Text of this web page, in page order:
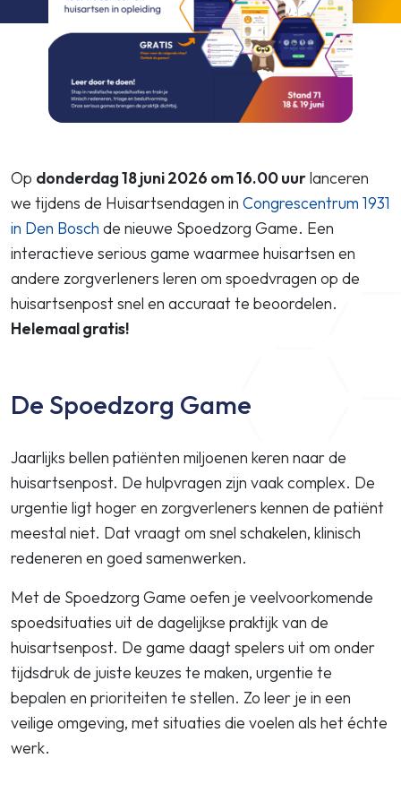
Op donderdag 18 juni 2026 om 16.00 uurlanceren
we tijdens de Huisartsendagen in Congrescentrum 1931
in Den Bosch de nieuwe Spoedzorg Game. Een
interactieve serious game waarmee huisartsen en
andere zorgverleners leren om spoedvragen op de
huisartsenpost snel en accuraat te beoordelen.
Helemaal gratis!
De Spoedzorg Game
Jaarlijks bellen patiënten miljoenen keren naar de
huisartsenpost. De hulpvragen zijn vaak complex. De
urgentie ligt hoger en zorgverleners kennen de patiënt
meestal niet. Dat vraagt om snel schakelen, klinisch
redeneren en goed samenwerken.
Met de Spoedzorg Game oefen je veelvoorkomende
spoedsituaties uit de dagelijkse praktijk van de
huisartsenpost. De game daagt spelers uit om onder
tijdsdruk de juiste keuzes te maken, urgentie te
bepalen en prioriteiten te stellen. Zo leer je in een
veilige omgeving, met situaties die voelen als het échte
werk.